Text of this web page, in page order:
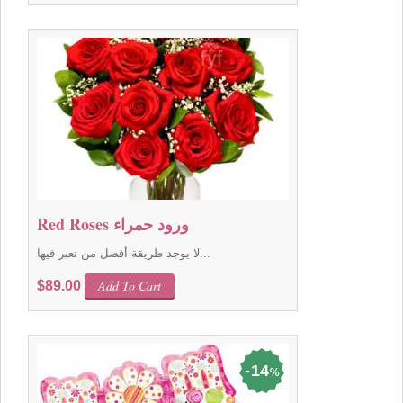
$99.00. $89.00.
Red Roses ورود حمراء
$89.00 Add To Cart
14%